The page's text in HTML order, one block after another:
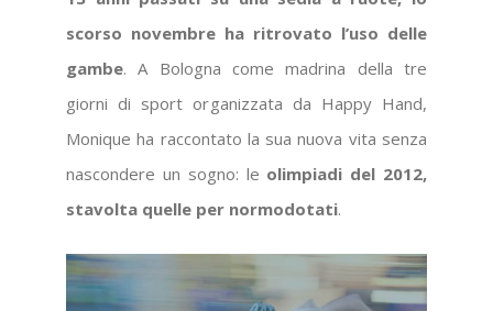
scorso novembre ha ritrovato l’uso delle
gambe. A Bologna come madrina della tre
giorni di sport organizzata da Happy Hand,
Monique ha raccontato la sua nuova vita senza
nascondere un sogno: le olimpiadi del 2012,
stavolta quelle per normodotati.